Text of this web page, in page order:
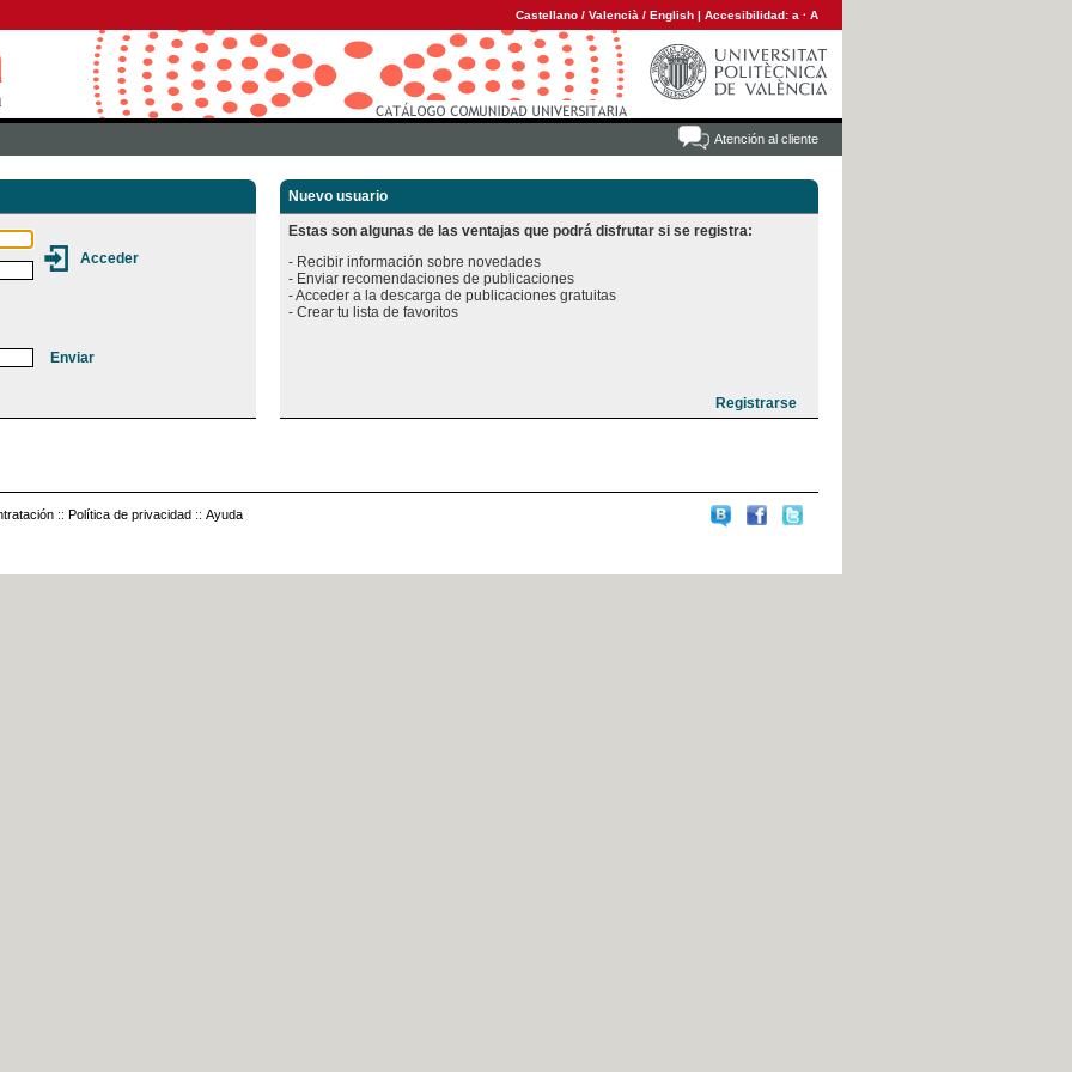
Castellano / Valencià / English | Accesibilidad: a · A
Atención al cliente
Nuevo usuario
Estas son algunas de las ventajas que podrá disfrutar si se registra:
- Recibir información sobre novedades
- Enviar recomendaciones de publicaciones
- Acceder a la descarga de publicaciones gratuitas
:: Política de privacidad :: Ayuda